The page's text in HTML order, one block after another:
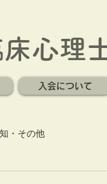
心理
入会について
・その他